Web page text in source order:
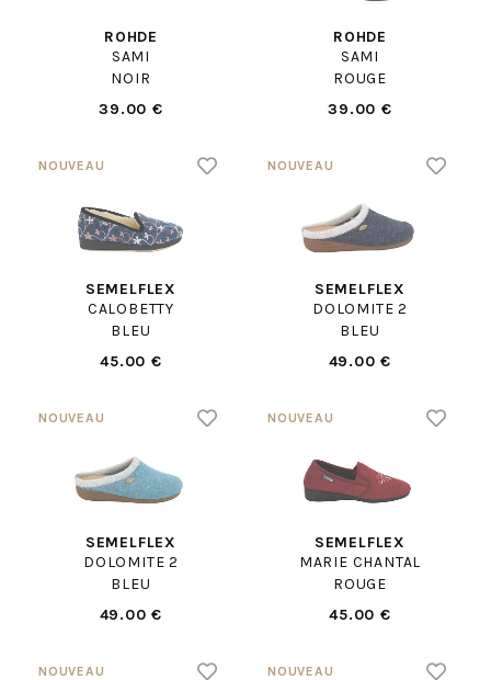
ROHDE
SAMI
NOIR
39.00 €
ROHDE
SAMI
ROUGE
39.00 €
SEMELFLEX
CALOBETTY
BLEU
45.00 €
SEMELFLEX
DOLOMITE 2
BLEU
49.00 €
SEMELFLEX
DOLOMITE 2
BLEU
49.00 €
SEMELFLEX
MARIE CHANTAL
ROUGE
45.00 €